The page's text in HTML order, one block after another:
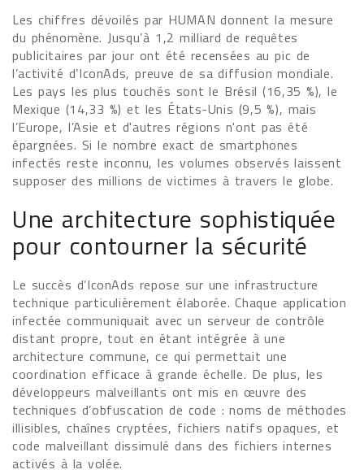
Les chiffres dévoilés par HUMAN donnent la mesure
du phénomène. Jusqu’à 1,2 milliard de requêtes
publicitaires par jour ont été recensées au pic de
l’activité d’IconAds, preuve de sa diffusion mondiale.
Les pays les plus touchés sont le Brésil (16,35 %), le
Mexique (14,33 %) et les États-Unis (9,5 %), mais
l’Europe, l’Asie et d'autres régions n'ont pas été
épargnées. Si le nombre exact de smartphones
infectés reste inconnu, les volumes observés laissent
supposer des millions de victimes à travers le globe.
Une architecture sophistiquée
pour contourner la sécurité
Le succès d’IconAds repose sur une infrastructure
technique particulièrement élaborée. Chaque application
infectée communiquait avec un serveur de contrôle
distant propre, tout en étant intégrée à une
architecture commune, ce qui permettait une
coordination efficace à grande échelle. De plus, les
développeurs malveillants ont mis en œuvre des
techniques d’obfuscation de code : noms de méthodes
illisibles, chaînes cryptées, fichiers natifs opaques, et
code malveillant dissimulé dans des fichiers internes
activés à la volée.